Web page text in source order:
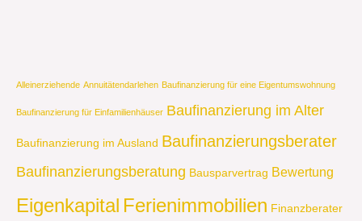
Alleinerziehende Annuitätendarlehen Baufinanzierung für eine Eigentumswohnung
Baufinanzierung für Einfamilienhäuser Baufinanzierung im Alter
Baufinanzierung im Ausland Baufinanzierungsberater
Baufinanzierungsberatung Bausparvertrag Bewertung
Eigenkapital Ferienimmobilien Finanzberater